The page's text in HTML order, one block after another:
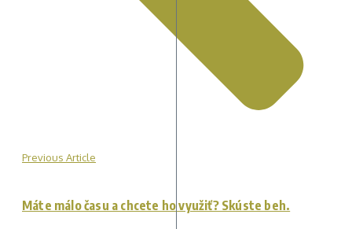
Previous Article
Máte málo času a chcete ho využiť? Skúste beh.